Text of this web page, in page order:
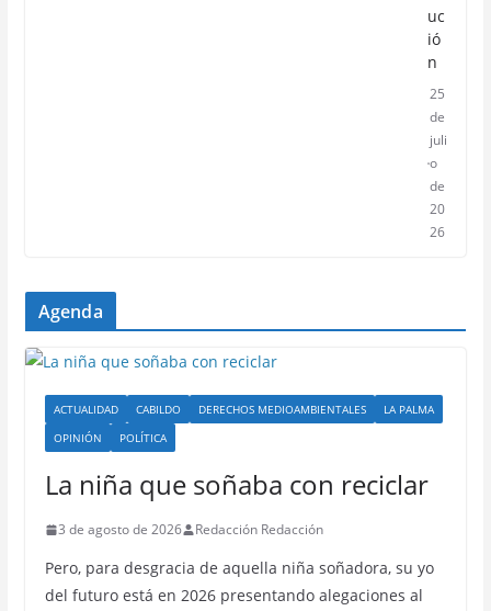
uc
ió
n
25
de
juli
o
de
20
26
Agenda
ACTUALIDAD CABILDO DERECHOS MEDIOAMBIENTALES
LA PALMA
OPINIÓN
POLÍTICA
La niña que soñaba con reciclar
3 de agosto de 2026 Redacción Redacción
Pero, para desgracia de aquella niña soñadora, su yo
del futuro está en 2026 presentando alegaciones al